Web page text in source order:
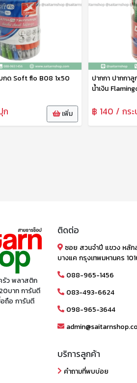
กด Soft flo B08 1x50
ก เพิ่ม
ปากกา ปากกา
น้ำเงิน
฿ 140 / กร
รัว พลาสติก
บาท การันตี
อถือ การันตี
ติดต่อ
ซอย สวนจำปี แขวง หลัก
บางแค กรุงเทพมหานคร
088-965-1456
083-493-6624
098-965-3644
บริการลูกค้า
คำถามที่พบบ่อย